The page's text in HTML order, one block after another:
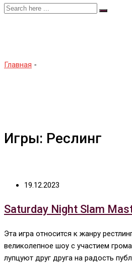
Главная -
Игры: Реслинг
19.12.2023
Saturday Night Slam
Эта игра относится к жанру
великолепное шоу с участием
лупцуют друг друга на радость